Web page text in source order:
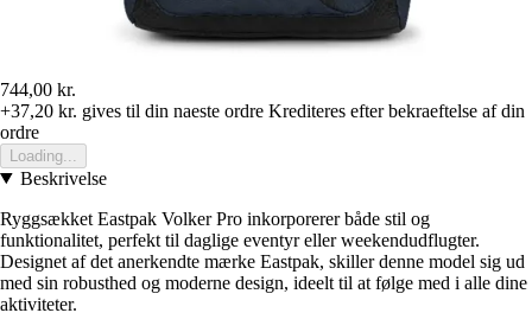
744,00 kr.
+37,20 kr. gives til din naeste ordre Krediteres efter bekraeftelse af din
ordre
Loading...
Beskrivelse
Ryggsækket Eastpak Volker Pro inkorporerer både stil og
funktionalitet, perfekt til daglige eventyr eller weekendudflugter.
Designet af det anerkendte mærke Eastpak, skiller denne model sig ud
med sin robusthed og moderne design, ideelt til at følge med i alle dine
aktiviteter.